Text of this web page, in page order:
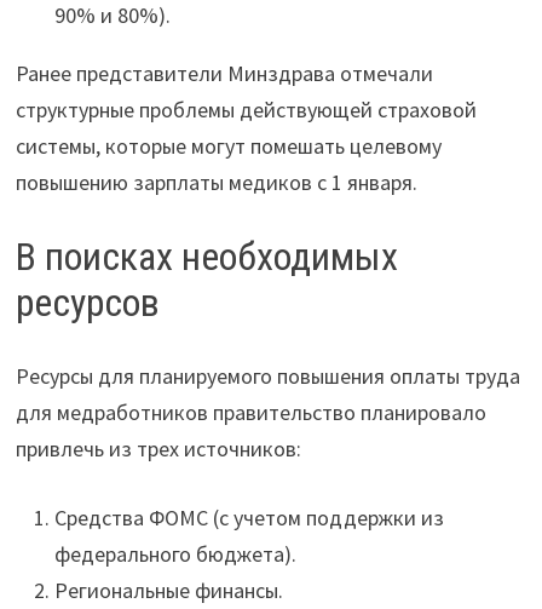
90% и 80%).
Ранее представители Минздрава отмечали
структурные проблемы действующей страховой
системы, которые могут помешать целевому
повышению зарплаты медиков с 1 января.
В поисках необходимых
ресурсов
Ресурсы для планируемого повышения оплаты труда
для медработников правительство планировало
привлечь из трех источников:
Средства ФОМС (с учетом поддержки из
федерального бюджета).
Региональные финансы.